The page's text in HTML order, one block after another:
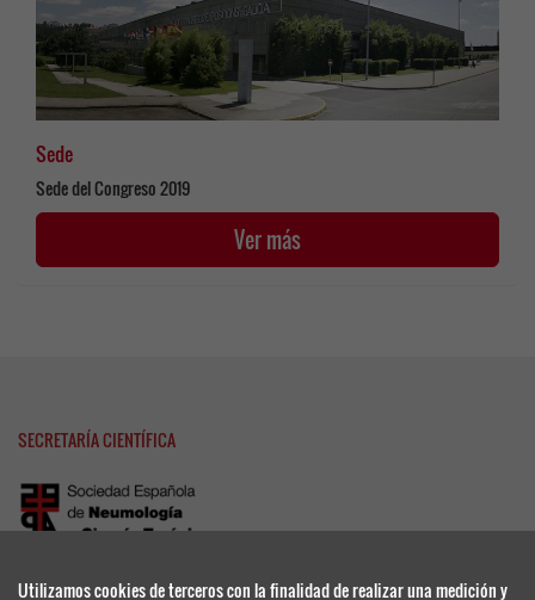
Sede
Sede del Congreso 2019
Ver más
SECRETARÍA CIENTÍFICA
Utilizamos cookies de terceros con la finalidad de realizar una medición y